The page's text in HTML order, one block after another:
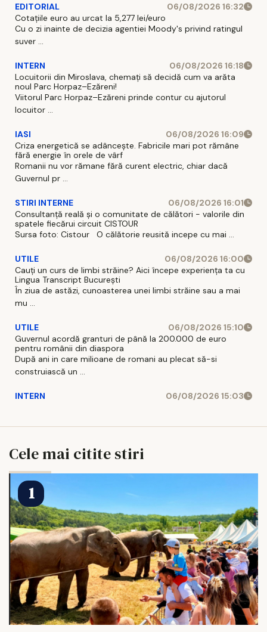
EDITORIAL
06/08/2026 16:32
Cotațiile euro au urcat la 5,277 lei/euro
Cu o zi inainte de decizia agentiei Moody's privind ratingul
suver ...
INTERN
06/08/2026 16:18
Locuitorii din Miroslava, chemați să decidă cum va arăta
noul Parc Horpaz–Ezăreni!
Viitorul Parc Horpaz–Ezăreni prinde contur cu ajutorul
locuitor ...
IASI
06/08/2026 16:09
Criza energetică se adâncește. Fabricile mari pot rămâne
fără energie în orele de vârf
Romanii nu vor rămane fără curent electric, chiar dacă
Guvernul pr ...
STIRI INTERNE
06/08/2026 16:01
Consultanță reală și o comunitate de călători - valorile din
spatele fiecărui circuit CISTOUR
Sursa foto: Cistour O călătorie reusită incepe cu mai ...
UTILE
06/08/2026 16:00
Cauți un curs de limbi străine? Aici începe experiența ta cu
Lingua Transcript București
În ziua de astăzi, cunoasterea unei limbi străine sau a mai
mu ...
UTILE
06/08/2026 15:10
Guvernul acordă granturi de până la 200.000 de euro
pentru românii din diaspora
După ani in care milioane de romani au plecat să-si
construiască un ...
INTERN 06/08/2026 15:03
Cele mai citite stiri